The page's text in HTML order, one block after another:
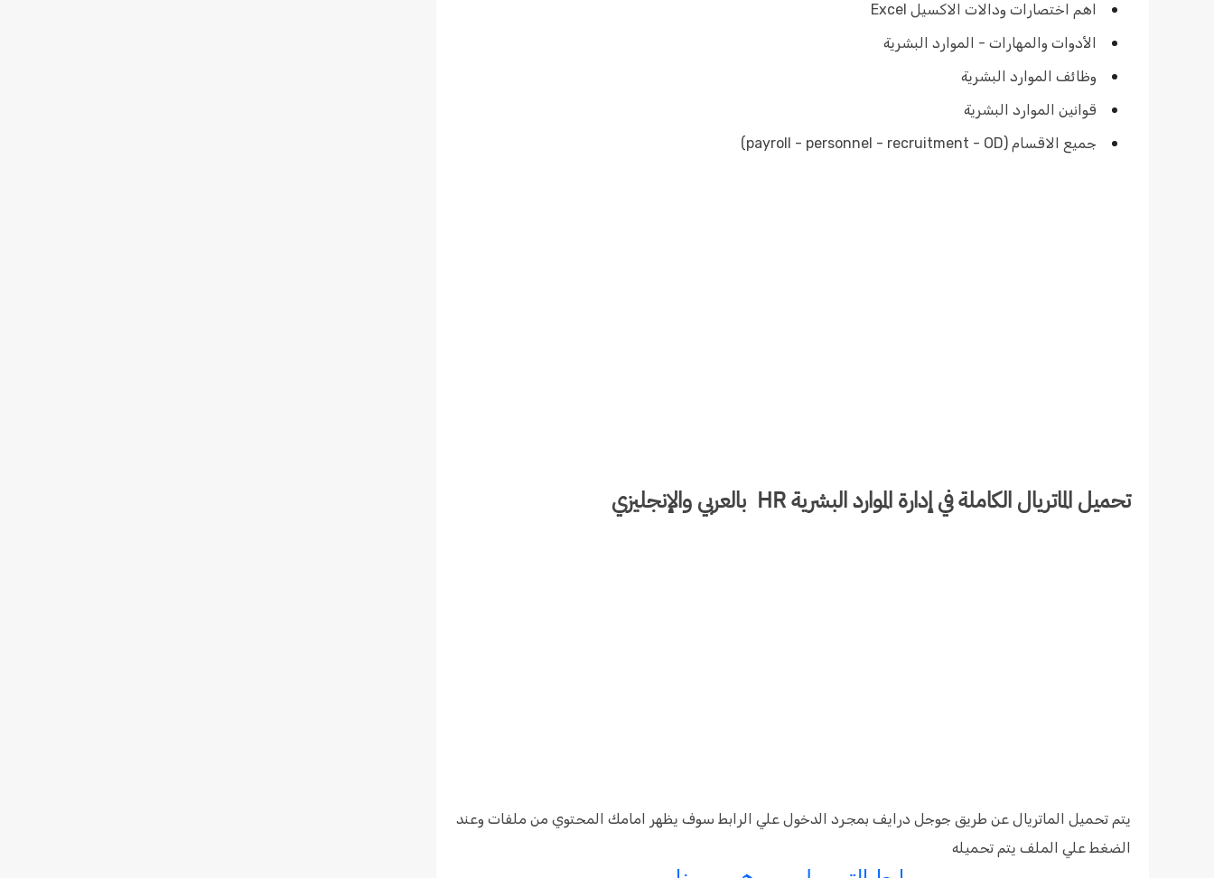
اهم اختصارات ودالات الاكسيل Excel‏
الأدوات والمهارات - الموارد البشرية
وظائف الموارد البشرية
قوانين الموارد البشرية
جميع الاقسام (payroll - personnel - recruitment - OD)
تحميل الماتريال الكاملة في إدارة الموارد البشرية HR بالعربي والإنجليزي
يتم تحميل الماتريال عن طريق جوجل درايف بمجرد الدخول علي الرابط سوف يظهر امامك المحتوي من ملفات وعند
الضغط علي الملف يتم تحميله